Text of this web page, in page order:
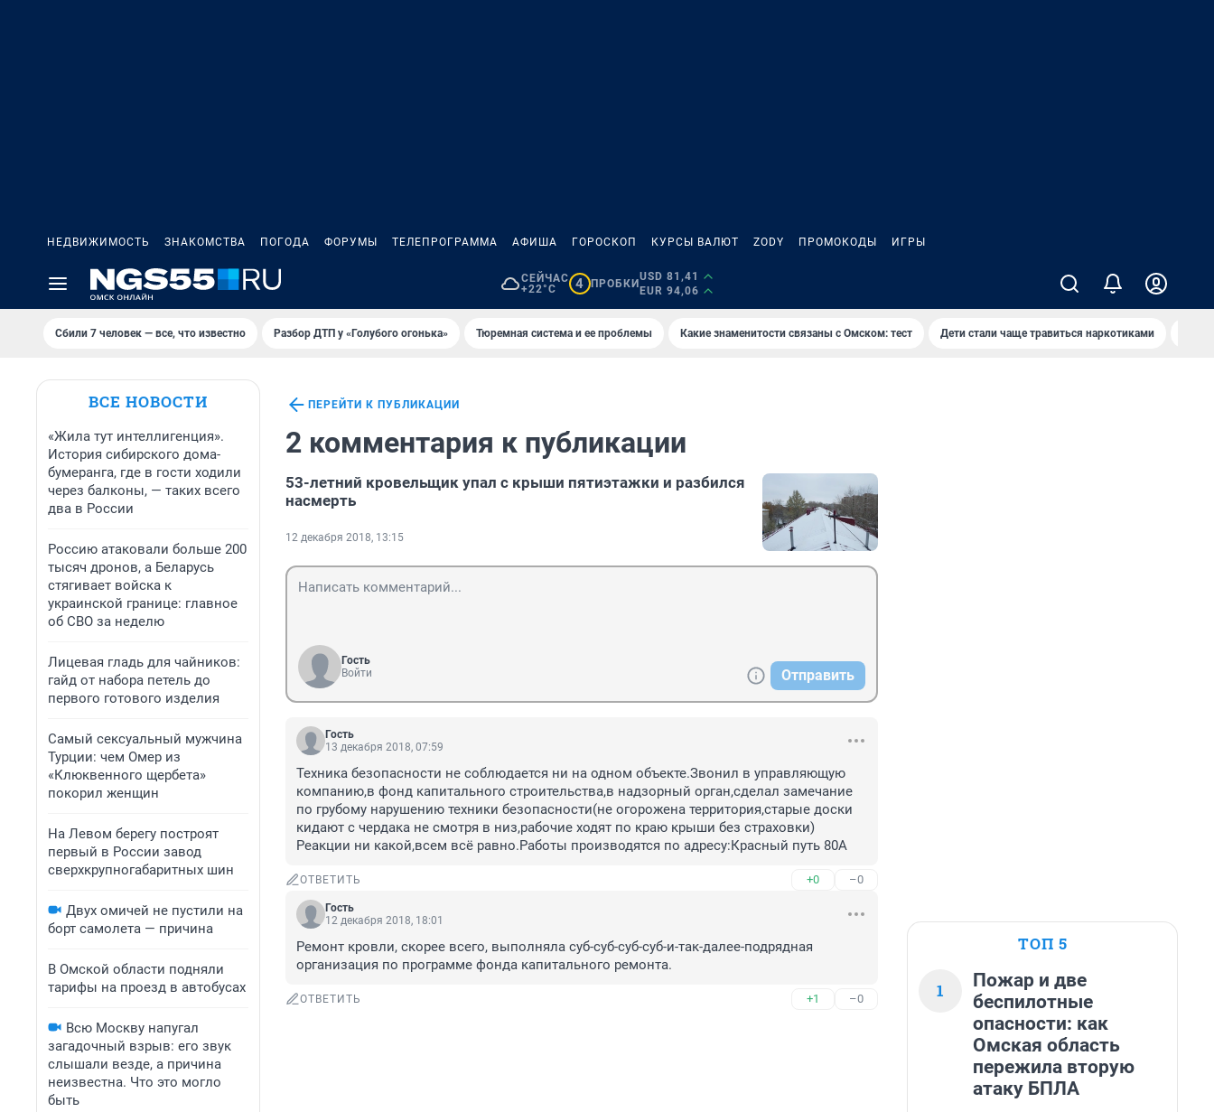
НЕДВИЖИМОСТЬ ЗНАКОМСТВА ПОГОДА ФОРУМЫ ТЕЛЕПРОГРАММА АФИША ГОРОСКОП КУРСЫ ВАЛЮТ ZODY ПРОМОКОДЫ ИГРЫ
СЕЙЧАС
+22°C
4 ПРОБКИ
USD 81,41
EUR 94,06
Сбили 7 человек — все, что известно Разбор ДТП у «Голубого огонька» Тюремная система и ее проблемы Какие знаменитости связаны с Омском: тест Дети стали чаще травиться наркотиками
ВСЕ НОВОСТИ
«Жила тут интеллигенция».
История сибирского дома-
бумеранга, где в гости ходили
через балконы, — таких всего
два в России
Россию атаковали больше 200
тысяч дронов, а Беларусь
стягивает войска к
украинской границе: главное
об СВО за неделю
Лицевая гладь для чайников:
гайд от набора петель до
первого готового изделия
Самый сексуальный мужчина
Турции: чем Омер из
«Клюквенного щербета»
покорил женщин
На Левом берегу построят
первый в России завод
сверхкрупногабаритных шин
Двух омичей не пустили на
борт самолета — причина
В Омской области подняли
тарифы на проезд в автобусах
Всю Москву напугал
загадочный взрыв: его звук
слышали везде, а причина
неизвестна. Что это могло
быть
ПЕРЕЙТИ К ПУБЛИКАЦИИ
2 комментария к публикации
53-летний кровельщик упал с крыши пятиэтажки и разбился
насмерть
12 декабря 2018, 13:15
Гость
Войти
Отправить
Гость
13 декабря 2018, 07:59
Техника безопасности не соблюдается ни на одном объекте.Звонил в управляющую
компанию,в фонд капитального строительства,в надзорный орган,сделал замечание
по грубому нарушению техники безопасности(не огорожена территория,старые доски
кидают с чердака не смотря в низ,рабочие ходят по краю крыши без страховки)
Реакции ни какой,всем всё равно.Работы производятся по адресу:Красный путь 80А
ОТВЕТИТЬ +0 –0
Гость
12 декабря 2018, 18:01
Ремонт кровли, скорее всего, выполняла суб-суб-суб-суб-и-так-далее-подрядная
организация по программе фонда капитального ремонта.
ОТВЕТИТЬ +1 –0
ТОП 5
1
Пожар и две
беспилотные
опасности: как
Омская область
пережила вторую
атаку БПЛА